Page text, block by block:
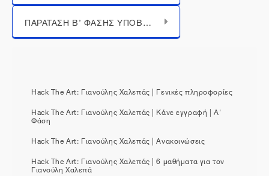
Μεταπήδηση σε...
ΠΑΡΑΤΑΣΗ B’ ΦΑΣΗΣ ΥΠΟΒΟΛΗΣ ΨΗΦΙΑΚΩΝ ΕΡΓΩΝ ΤΟΥ ΔΙΑΓΩΝΙΣΜΟΥ HACK THE ART: Γιανούλης Χαλεπάς
Hack The Art: Γιανούλης Χαλεπάς | Γενικές πληροφορίες
Hack The Art: Γιανούλης Χαλεπάς | Κάνε εγγραφή | Α'
Φάση
Hack The Art: Γιανούλης Χαλεπάς | Ανακοινώσεις
Hack The Art: Γιανούλης Χαλεπάς | 6 μαθήματα για τον
Γιανούλη Χαλεπά